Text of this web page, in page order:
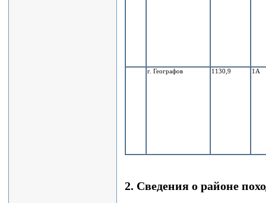
г. Географов 1130,9 1А
2. Сведения о районе